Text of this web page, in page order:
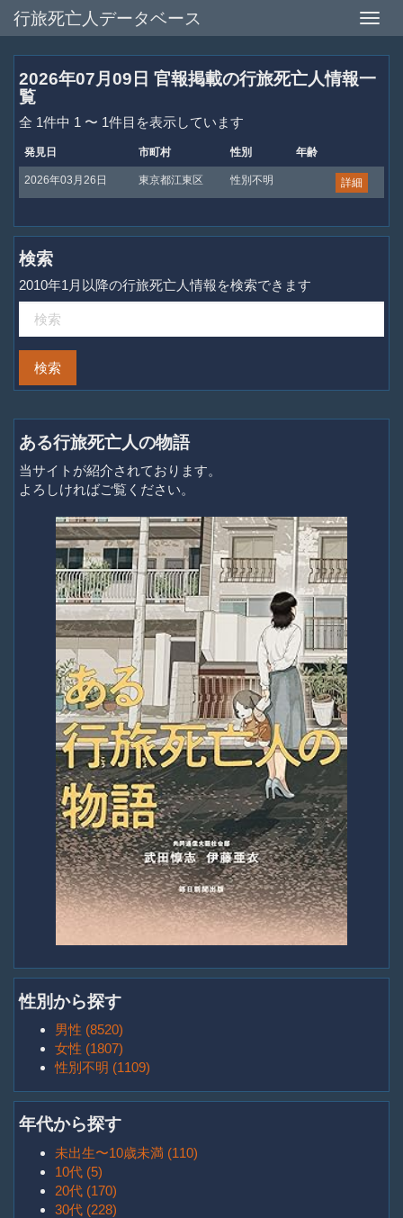
Toggle
行旅死亡人データベース
2026年07月09日 官報掲載の行旅死亡人情報一
覧
全 1件中 1 〜 1件目を表示しています
発見日 市町村 性別 年齢
2026年03月26日 東京都江東区 性別不明 詳細
検索
2010年1月以降の行旅死亡人情報を検索できます
ある行旅死亡人の物語
当サイトが紹介されております。
よろしければご覧ください。
性別から探す
男性 (8520)
女性 (1807)
性別不明 (1109)
年代から探す
未出生〜10歳未満 (110)
10代 (5)
20代 (170)
30代 (228)